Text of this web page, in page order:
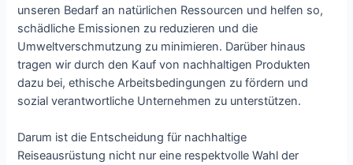
unseren Bedarf an natürlichen Ressourcen und helfen so,
schädliche Emissionen zu reduzieren und die
Umweltverschmutzung zu minimieren. Darüber hinaus
tragen wir durch den Kauf von nachhaltigen Produkten
dazu bei, ethische Arbeitsbedingungen zu fördern und
sozial verantwortliche Unternehmen zu unterstützen.
Darum ist die Entscheidung für nachhaltige
Reiseausrüstung nicht nur eine respektvolle Wahl der